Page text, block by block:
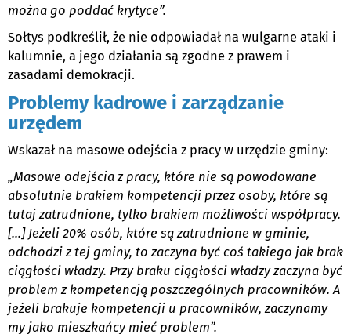
można go poddać krytyce”.
Sołtys podkreślił, że nie odpowiadał na wulgarne ataki i
kalumnie, a jego działania są zgodne z prawem i
zasadami demokracji.
Problemy kadrowe i zarządzanie
urzędem
Wskazał na masowe odejścia z pracy w urzędzie gminy:
„Masowe odejścia z pracy, które nie są powodowane
absolutnie brakiem kompetencji przez osoby, które są
tutaj zatrudnione, tylko brakiem możliwości współpracy.
[...] Jeżeli 20% osób, które są zatrudnione w gminie,
odchodzi z tej gminy, to zaczyna być coś takiego jak brak
ciągłości władzy. Przy braku ciągłości władzy zaczyna być
problem z kompetencją poszczególnych pracowników. A
jeżeli brakuje kompetencji u pracowników, zaczynamy
my jako mieszkańcy mieć problem”.